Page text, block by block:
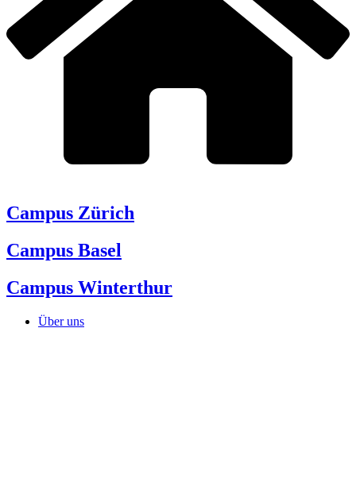
Campus Zürich
Campus Basel
Campus Winterthur
Über uns